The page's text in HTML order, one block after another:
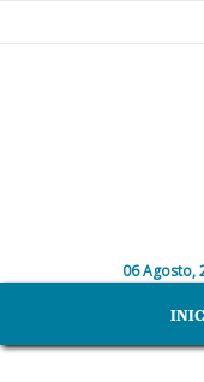
06 Agosto,